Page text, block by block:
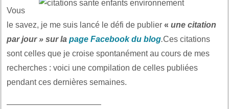
Vous
le savez, je me suis lancé le défi de publier « une citation
par jour » sur la page Facebook du blog.Ces citations
sont celles que je croise spontanément au cours de mes
recherches : voici une compilation de celles publiées
pendant ces dernières semaines.
———————————–